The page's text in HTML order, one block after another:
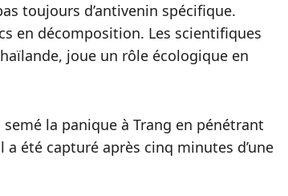
toujours d’antivenin spécifique.
en décomposition. Les scientifiques
joue un rôle écologique en
semé la panique à Trang en pénétrant
été capturé après cinq minutes d’une